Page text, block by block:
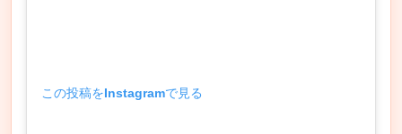
この投稿をInstagramで見る